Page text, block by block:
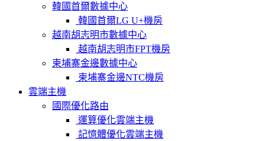
韓國首爾數據中心
韓國首爾LG U+機房
越南胡志明市數據中心
越南胡志明市FPT機房
柬埔寨金邊數據中心
柬埔寨金邊NTC機房
雲端主機
國際優化路由
運算優化雲端主機
記憶體優化雲端主機